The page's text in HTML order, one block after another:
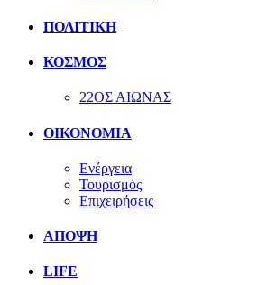
ΠΟΛΙΤΙΚΗ
ΚΟΣΜΟΣ
22ΟΣ ΑΙΩΝΑΣ
ΟΙΚΟΝΟΜΙΑ
Ενέργεια
Τουρισμός
Επιχειρήσεις
ΑΠΟΨΗ
LIFE